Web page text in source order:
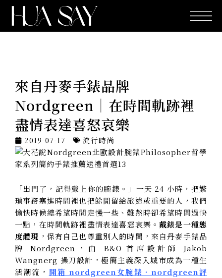
來自丹麥手錶品牌
Nordgreen｜在時間軌跡裡
盡情表達喜怒哀樂
2019-07-17 流行時尚
「出門了，記得戴上你的腕錶。」 一天 24 小時，把繁
瑣事務塞進時間裡也把餘閒留給旅途或重要的人，我們
愉快時候總希望時間走慢一些、難熬時卻希望時間過快
一點，在時間軌跡裡盡情表達喜怒哀樂。戴錶是一種態
度體現 ，保有自己也尊重別人的時間，來自丹麥手錶品
牌 Nordgreen
，由 B&O 首席設計師 Jakob
Wangnerg 操刀設計，極簡主義深入城市成為一種生
活潮流， 開箱 nordgreen女腕錶．nordgreen評